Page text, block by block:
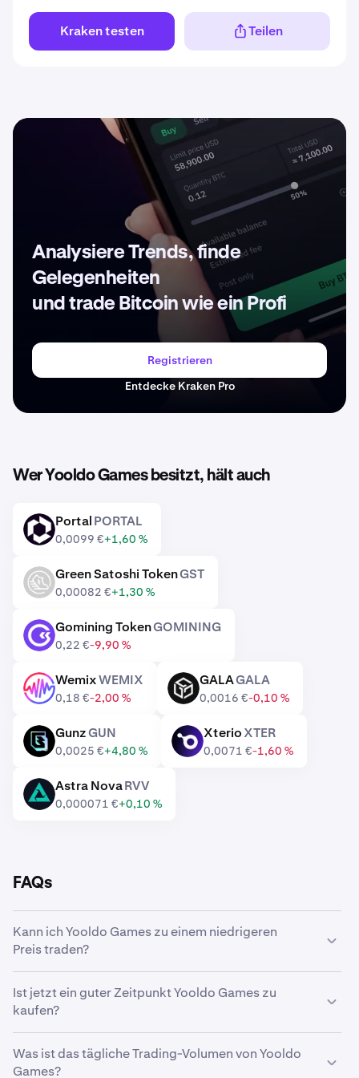
Kraken testen Teilen
Analysiere Trends, finde
Gelegenheiten
und trade Bitcoin wie ein Profi
Registrieren
Entdecke Kraken Pro
Wer Yooldo Games besitzt, hält auch
PORTAL PortalPORTAL
0,0099 €+1,60 %
GST Green Satoshi TokenGST
0,00082 €+1,30 %
GOMINING Gomining TokenGOMINING
0,22 €-9,90 %
WEMIX WemixWEMIX
0,18 €-2,00 %
GALA GALAGALA
0,0016 €-0,10 %
GUN GunzGUN
0,0025 €+4,80 %
XTER XterioXTER
0,0071 €-1,60 %
RVV Astra NovaRVV
0,000071 €+0,10 %
FAQs
Kann ich Yooldo Games zu einem niedrigeren
Preis traden?
Yooldo Games automatisch kaufen, wenn ein niedrigerer
Preis erreicht wird.
Ist jetzt ein guter Zeitpunkt Yooldo Games zu
kaufen?
Viele Trader entscheiden sich daher für eineDollar-Cost-
Was ist das tägliche Trading-Volumen von Yooldo
Games?